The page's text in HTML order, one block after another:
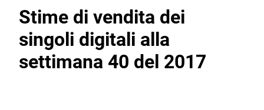
Stime di vendita dei
singoli digitali alla
settimana 40 del 2017